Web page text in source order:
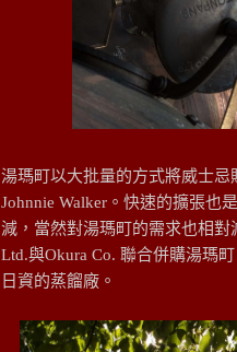
湯瑪町以大批量的方式將威士忌
Johnnie Walker。快速的擴張也
減，當然對湯瑪町的需求也相對
Ltd.與Okura Co. 聯合併購湯瑪
日資的蒸餾廠。